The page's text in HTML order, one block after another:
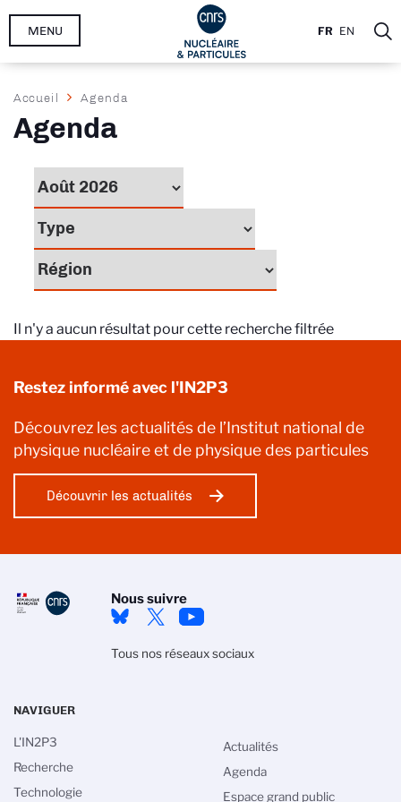
Aller
FR EN
MENU
Fil
d'Ariane
Accueil Agenda
Agenda
Il n'y a aucun résultat pour cette recherche filtrée
Restez informé avec l'IN2P3
Découvrez les actualités de l’Institut national de
physique nucléaire et de physique des particules
Découvrir les actualités
Nous suivre
Tous nos réseaux sociaux
NAVIGUER
L'IN2P3
Recherche
Technologie
Actualités
Agenda
Espace grand public